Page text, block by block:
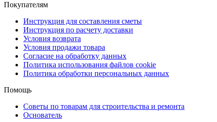
Покупателям
Инструкция для составления сметы
Инструкция по расчету доставки
Условия возврата
Условия продажи товара
Согласие на обработку данных
Политика использования файлов cookie
Политика обработки персональных данных
Помощь
Советы по товарам для строительства и ремонта
Основатель